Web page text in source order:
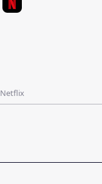
Netflix